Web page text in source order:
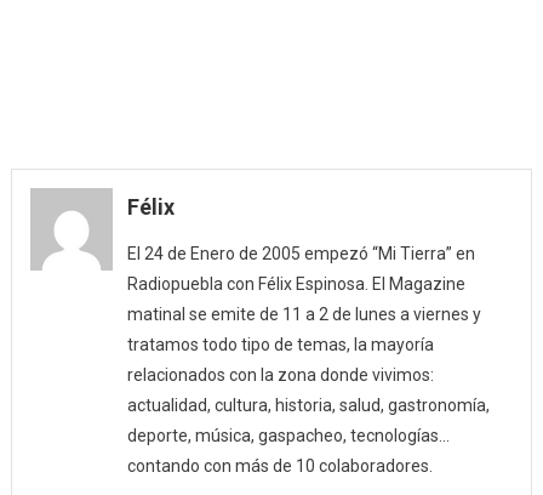
Félix
El 24 de Enero de 2005 empezó “Mi Tierra” en
Radiopuebla con Félix Espinosa. El Magazine
matinal se emite de 11 a 2 de lunes a viernes y
tratamos todo tipo de temas, la mayoría
relacionados con la zona donde vivimos:
actualidad, cultura, historia, salud, gastronomía,
deporte, música, gaspacheo, tecnologías…
contando con más de 10 colaboradores.